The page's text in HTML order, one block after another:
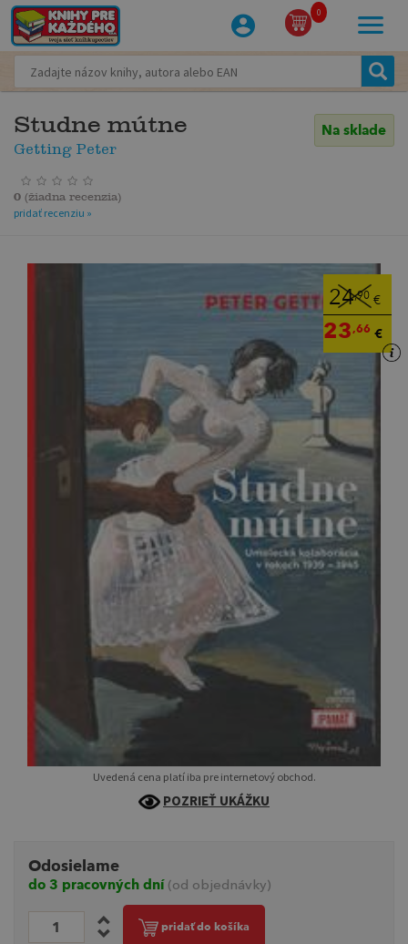
0
Studne mútne
Getting Peter
Na sklade
0 (žiadna recenzia)
pridať recenziu »
24,90 €
23,66 €
Uvedená cena platí iba pre internetový obchod.
POZRIEŤ UKÁŽKU
Odosielame
do 3 pracovných dní (od objednávky)
pridať do košíka